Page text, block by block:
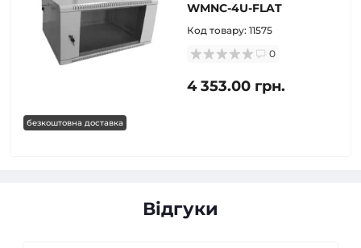
безкоштовна доставка
WMNC-4U-FLAT
Код товару: 11575
0
4 353.00 грн.
Відгуки